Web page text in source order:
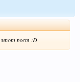
этот пост :D